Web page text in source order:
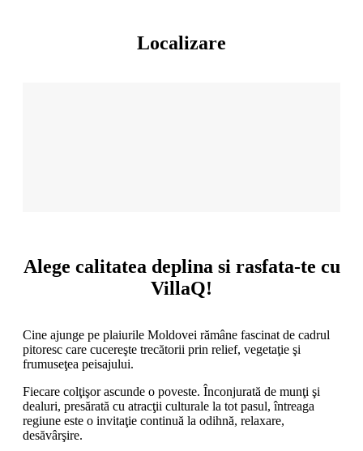
Localizare
Alege calitatea deplina si rasfata-te cu
VillaQ!
Cine ajunge pe plaiurile Moldovei rămâne fascinat de cadrul
pitoresc care cucereşte trecătorii prin relief, vegetaţie şi
frumuseţea peisajului.
Fiecare colţişor ascunde o poveste. Înconjurată de munţi şi
dealuri, presărată cu atracţii culturale la tot pasul, întreaga
regiune este o invitaţie continuă la odihnă, relaxare,
desăvârşire.